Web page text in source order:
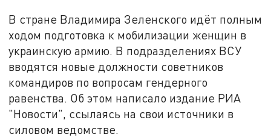
В стране Владимира Зеленского идёт полным
ходом подготовка к мобилизации женщин в
украинскую армию. В подразделениях ВСУ
вводятся новые должности советников
командиров по вопросам гендерного
равенства. Об этом написало издание РИА
"Новости", ссылаясь на свои источники в
силовом ведомстве.